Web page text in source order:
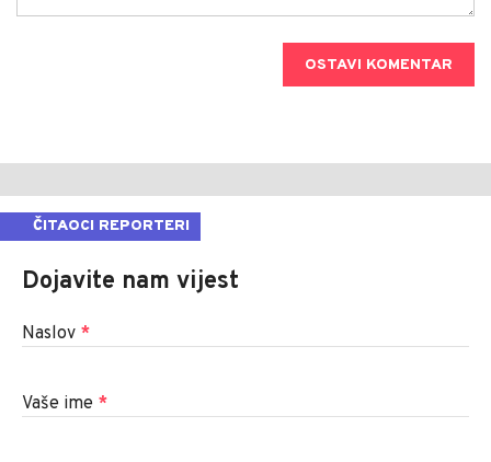
OSTAVI KOMENTAR
ČITAOCI REPORTERI
Dojavite nam vijest
Naslov *
Vaše ime *